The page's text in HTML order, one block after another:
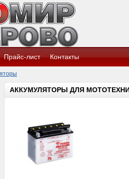
Прайс-лист Контакты
АККУМУЛЯТОРЫ ДЛЯ